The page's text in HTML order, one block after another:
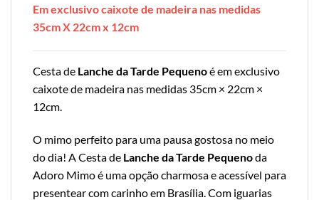
Em exclusivo caixote de madeira nas medidas
35cm X 22cm x 12cm
Cesta de Lanche da Tarde Pequenoé em exclusivo
caixote de madeira nas medidas 35cm × 22cm ×
12cm.
O mimo perfeito para uma pausa gostosa no meio
do dia! A Cesta de Lanche da Tarde Pequenoda
Adoro Mimo é uma opção charmosa e acessível para
presentear com carinho em Brasília. Com iguarias